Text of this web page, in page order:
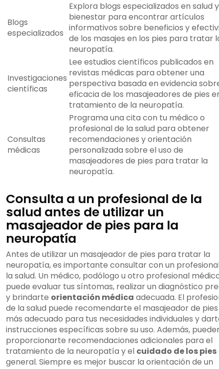
Blogs
especializados
Explora blogs especializados en salud y
bienestar para encontrar artículos
informativos sobre beneficios y
de los masajes en los pies para tratar
neuropatía.
Investigaciones
científicas
Lee estudios científicos publicados en
revistas médicas para obtener una
perspectiva basada en evidencia
eficacia de los masajeadores de pies
tratamiento de la neuropatía.
Consultas
médicas
Programa una cita con tu médico o
profesional de la salud para obtener
recomendaciones y orientación
personalizada sobre el uso de
masajeadores de pies para tratar la
neuropatía.
Consulta a un profesional de la
salud antes de utilizar un
masajeador de pies para la
neuropatía
Antes de utilizar un masajeador de pies para tratar la
neuropatía, es importante consultar con un
la salud. Un médico, podólogo u otro profesional
puede evaluar tus síntomas, realizar un diagnóstico
y brindarte orientación médica adecuada. El
de la salud puede recomendarte el masajeador de pies
más adecuado para tus necesidades individuales y
instrucciones específicas sobre su uso. Además,
proporcionarte recomendaciones adicionales para el
tratamiento de la neuropatía y el cuidado de los pies
general. Siempre es mejor buscar la orientación de un